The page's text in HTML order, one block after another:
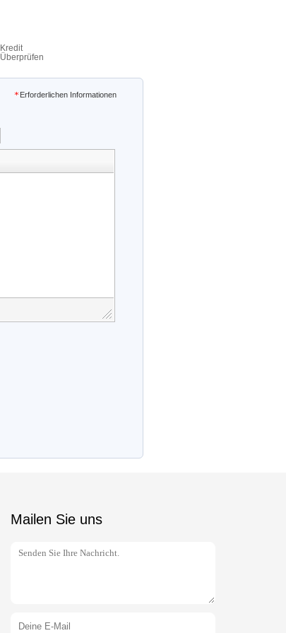
Kredit
Überprüfen
Erforderlichen Informationen
Mailen Sie uns